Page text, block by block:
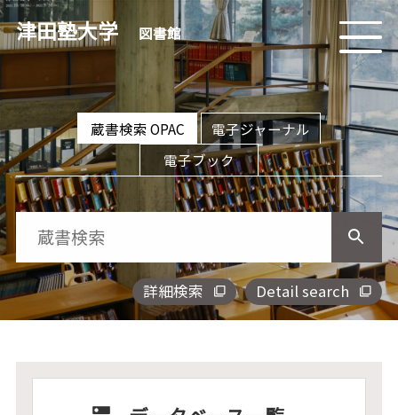
津田塾大学 図書館
蔵書検索 OPAC
電子ジャーナル
電子ブック
詳細検索 Detail search